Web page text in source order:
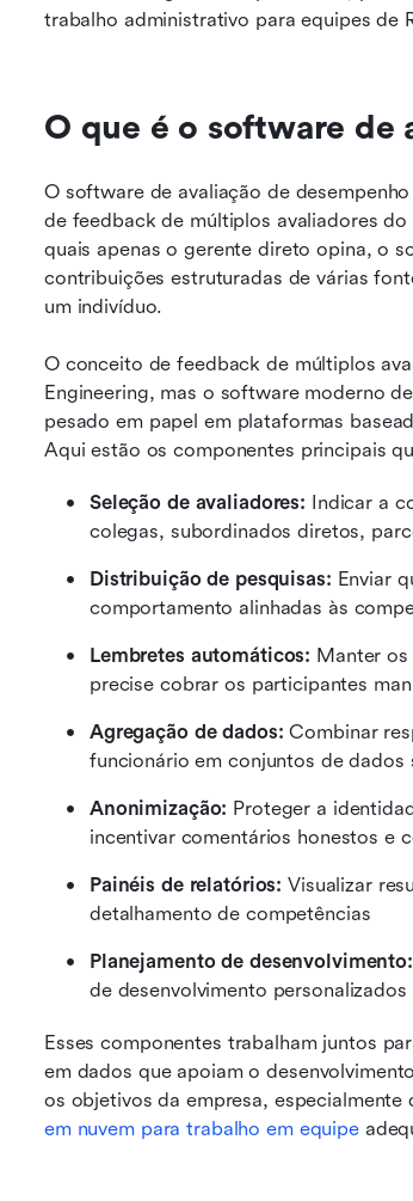
trabalho administrativo para equipes de
O que é o software de
O software de avaliação de
de feedback de múltiplos avaliadores
quais apenas o gerente direto opina, o
contribuições estruturadas de várias
um indivíduo.
O conceito de feedback de múltiplos
Engineering, mas o software moderno
pesado em papel em plataformas
Aqui estão os componentes principais
Seleção de avaliadores: Indicar a
colegas, subordinados diretos,
Distribuição de pesquisas: Enviar
comportamento alinhadas às
Lembretes automáticos: Manter os
precise cobrar os participantes
Agregação de dados: Combinar
funcionário em conjuntos de dados
Anonimização: Proteger a
incentivar comentários honestos e
Painéis de relatórios: Visualizar
detalhamento de competências
Planejamento de desenvolvimento:
de desenvolvimento personalizados
Esses componentes trabalham juntos
em dados que apoiam o
os objetivos da empresa, especialmente
em nuvem para trabalho em equipe